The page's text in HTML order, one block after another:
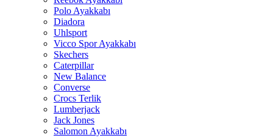
Polo Ayakkabı
Diadora
Uhlsport
Vicco Spor Ayakkabı
Skechers
Caterpillar
New Balance
Converse
Crocs Terlik
Lumberjack
Jack Jones
Salomon Ayakkabı